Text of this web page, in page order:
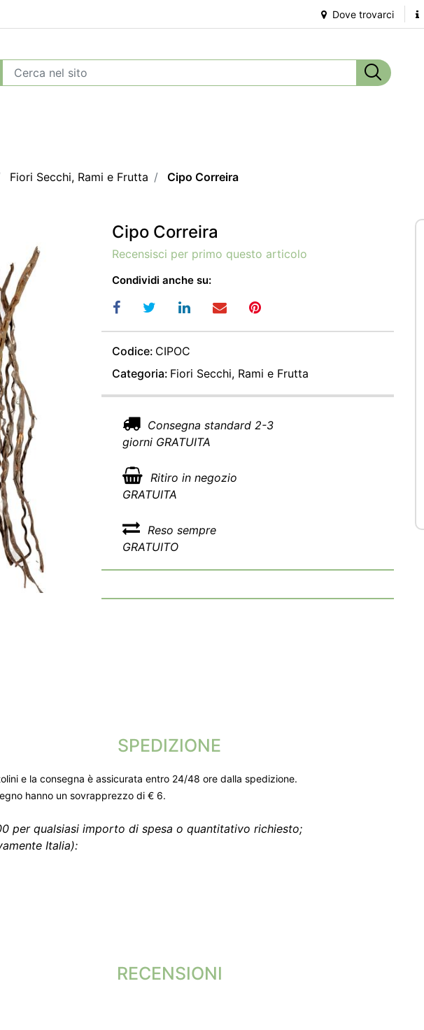
Dove trovarci
Fiori Secchi, Rami e Frutta Cipo Correira
Cipo Correira
Recensisci per primo questo articolo
Condividi anche su:
Codice: CIPOC
Categoria: Fiori Secchi, Rami e Frutta
Consegna standard 2-3
giorni GRATUITA
Ritiro in negozio
GRATUITA
Reso sempre
GRATUITO
SPEDIZIONE
e la consegna è assicurata entro 24/48 ore dalla spedizione.
hanno un sovrapprezzo di € 6.
per qualsiasi importo di spesa o quantitativo richiesto;
Italia):
RECENSIONI